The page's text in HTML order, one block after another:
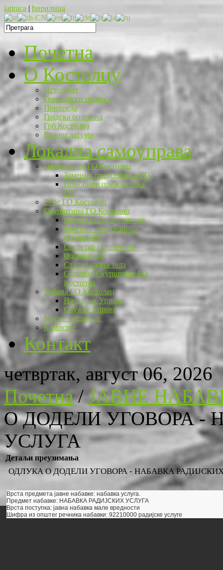
latinica | ћирилица
Почетна
O Костолцу
Историјат
Географски положај
Привреда
Градска општина
Грб Костолца
Важни датуми
Локална самоуправа
Председник ГО Костолац
Заменик председника ГО
Помоћник председника
ГО
Веће ГО Костолац
Скупштина ГО Костолац
Председник скупштине
Заменик председника
скупштине
Секретар скупштине
Одборници
Стална радна тела
Седнице Скупштине ГО
Костолац
Управа ГО Костолац
Начелник Управе
Службе Управе
Месне заједнице
Комисије
Контакт
четвртак, август 06, 2026
Почетна/ЈАВНЕ
О ДОДЕЛИ УГОВОРА -
УСЛУГА
Детаљи преузимања
ОДЛУКА О ДОДЕЛИ УГОВОРА - НАБАВКА
Врста предмета јавне набавке: набавка услуга.
Предмет набавке: НАБАВКА РАДИЈСКИХ УСЛУГА
Врста поступка: јавна набавка мале вредности
Шифра из општег речника набавки: 92210000 радијске услуге